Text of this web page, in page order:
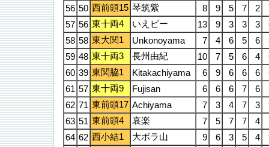
56 50 西前頭15 琴筑紫 8 9 5 7 2
57 56 東十両4 いえピー 13 9 3 3 3
58 58 東大関1 Unkonoyama 7 4 6 5 6
59 48 東十両3 長州由紀 10 7 5 6 4
60 39 東関脇1 Kitakachiyama 6 9 6 6 6
61 57 東十両9 Fujisan 6 6 6 7 6
62 71 東前頭17 Achiyama 7 3 4 7 3
63 51 東前頭4 哀楽 7 5 7 7 4
64 62 西小結1 大ボラ山 9 6 3 5 4